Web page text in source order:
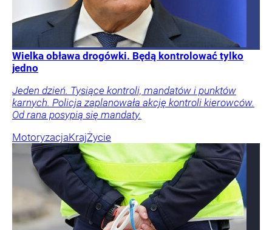
Wielka obława drogówki. Będą kontrolować tylko
jedno
Jeden dzień. Tysiące kontroli, mandatów i punktów
karnych. Policja zaplanowała akcję kontroli kierowców.
Od rana posypią się mandaty.
MotoryzacjaKrajŻycie